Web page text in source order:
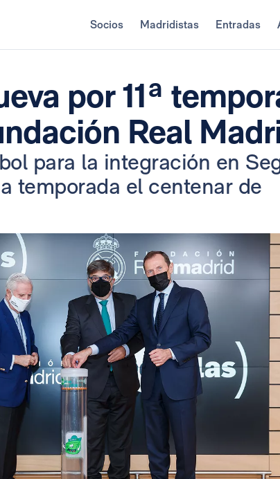
Socios Madridistas Entradas
por 11ª
Real
para la integración en
temporada el centenar de